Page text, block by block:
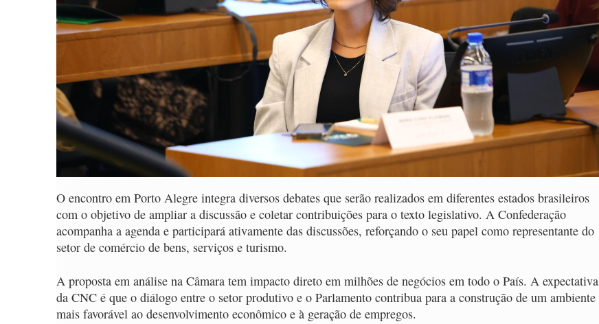
O encontro em Porto Alegre integra diversos debates que serão realizados em diferentes estados brasileiros
com o objetivo de ampliar a discussão e coletar contribuições para o texto legislativo. A Confederação
acompanha a agenda e participará ativamente das discussões, reforçando o seu papel como representante do
setor de comércio de bens, serviços e turismo.
A proposta em análise na Câmara tem impacto direto em milhões de negócios em todo o País. A expectativa
da CNC é que o diálogo entre o setor produtivo e o Parlamento contribua para a construção de um ambiente
mais favorável ao desenvolvimento econômico e à geração de empregos.